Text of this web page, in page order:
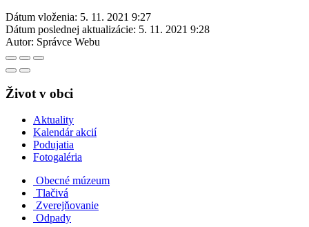
Dátum vloženia: 5. 11. 2021 9:27
Dátum poslednej aktualizácie: 5. 11. 2021 9:28
Autor: Správce Webu
Život v obci
Aktuality
Kalendár akcií
Podujatia
Fotogaléria
Obecné múzeum
Tlačivá
Zverejňovanie
Odpady